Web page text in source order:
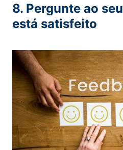
8. Pergunte ao
está satisfeito